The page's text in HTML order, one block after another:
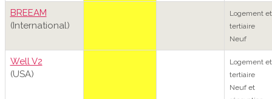
BREEAM
(International)
Logement et
tertiaire
Neuf
Well V2
(USA)
Logement et
tertiaire
Neuf et